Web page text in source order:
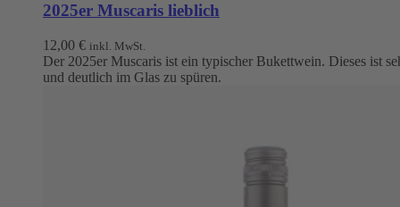
2025er Muscaris lieblich
12,00 € inkl. MwSt.
Der 2025er Muscaris ist ein typischer Bukettwein. Dieses ist
und deutlich im Glas zu spüren.